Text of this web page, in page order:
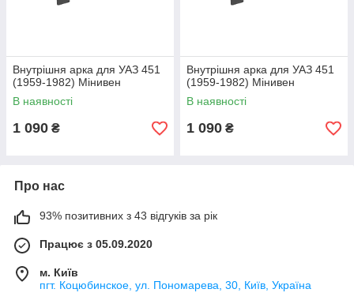
Внутрішня арка для УАЗ 451
(1959-1982) Мінивен
В наявності
1 090 ₴
Внутрішня арка для УАЗ 451
(1959-1982) Мінивен
В наявності
1 090 ₴
Про нас
93% позитивних з 43 відгуків за рік
Працює з 05.09.2020
м. Київ
пгт. Коцюбинское, ул. Пономарева, 30, Київ, Україна